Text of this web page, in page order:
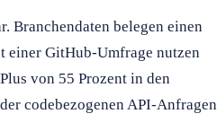
Branchendaten belegen einen
einer GitHub-Umfrage nutzen
von 55 Prozent in den
codebezogenen API-Anfragen